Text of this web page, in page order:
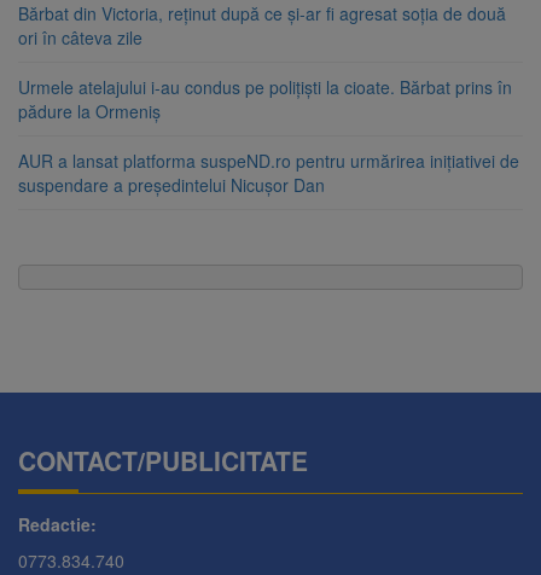
Bărbat din Victoria, reținut după ce și-ar fi agresat soția de două
ori în câteva zile
Urmele atelajului i-au condus pe polițiști la cioate. Bărbat prins în
pădure la Ormeniș
AUR a lansat platforma suspeND.ro pentru urmărirea inițiativei de
suspendare a președintelui Nicușor Dan
CONTACT/PUBLICITATE
Redactie:
0773.834.740